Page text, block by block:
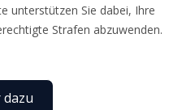
unterstützen Sie dabei, Ihre
Strafen abzuwenden.